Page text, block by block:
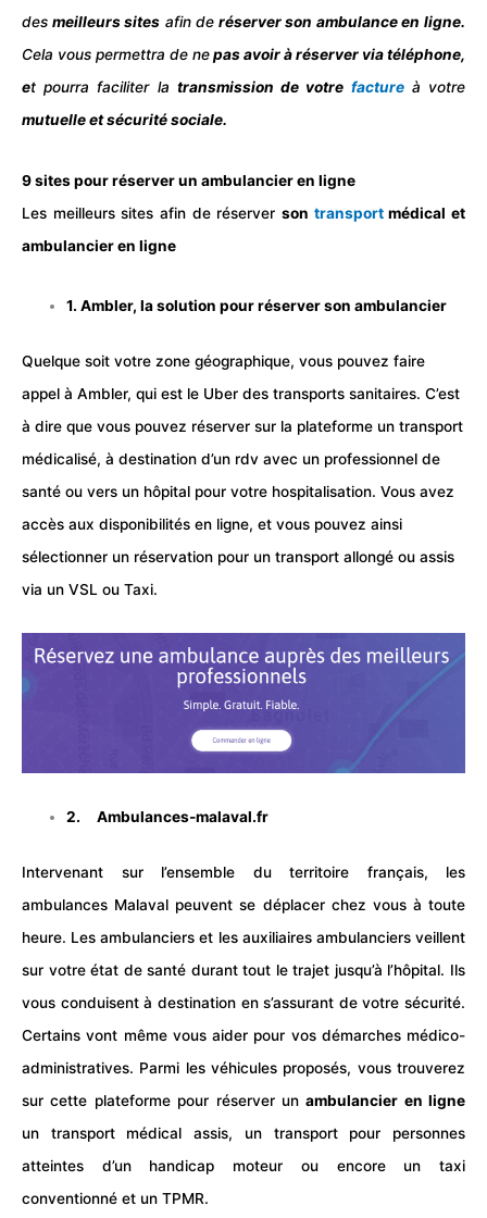
des meilleurs sites afin de réserver son ambulance en ligne.
Cela vous permettra de nepas avoir à réserver via téléphone,
et pourra faciliter la transmission de votre factureà votre
mutuelle et sécurité sociale.
9 sites pour réserver un ambulancier en ligne
Les meilleurs sites afin de réserver son transportmédical et
ambulancier en ligne
1. Ambler, la solution pour réserver son ambulancier
Quelque soit votre zone géographique, vous pouvez faire
appel à Ambler, qui est le Uber des transports sanitaires. C’est
à dire que vous pouvez réserver sur la plateforme un transport
médicalisé, à destination d’un rdv avec un professionnel de
santé ou vers un hôpital pour votre hospitalisation. Vous avez
accès aux disponibilités en ligne, et vous pouvez ainsi
sélectionner un réservation pour un transport allongé ou assis
via un VSL ou Taxi.
2. Ambulances-malaval.fr
Intervenant sur l’ensemble du territoire français, les
ambulances Malaval peuvent se déplacer chez vous à toute
heure. Les ambulanciers et les auxiliaires ambulanciers veillent
sur votre état de santé durant tout le trajet jusqu’à l’hôpital. Ils
vous conduisent à destination en s’assurant de votre sécurité.
Certains vont même vous aider pour vos démarches médico-
administratives. Parmi les véhicules proposés, vous trouverez
sur cette plateforme pour réserver unambulancier en ligne
un transport médical assis, un transport pour personnes
atteintes d’un handicap moteur ou encore un taxi
conventionné et un TPMR.